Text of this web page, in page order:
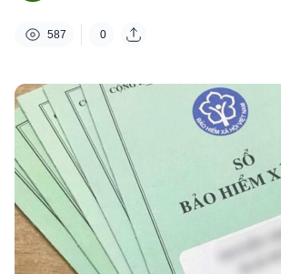
587 0